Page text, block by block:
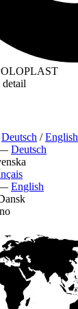
detail
Deutsch /English
Deutsch
English